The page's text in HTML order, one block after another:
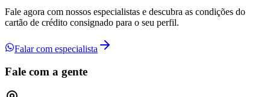
Fale agora com nossos especialistas e descubra as condições do
cartão de crédito consignado para o seu perfil.
Falar com especialista
Fale com a gente